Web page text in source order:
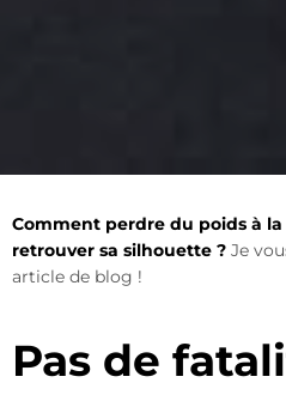
Comment perdre du poids à
retrouver sa silhouette ? Je
article de blog !
Pas de